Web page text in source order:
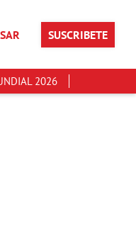
SUSCRIBETE
2026